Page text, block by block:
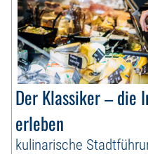
Der Klassiker – die
erleben
kulinarische